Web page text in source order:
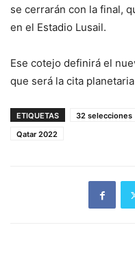
se cerrarán con la final,
en el Estadio Lusail.
Ese cotejo definirá el
que será la cita
ETIQUETAS 32 selecciones
Qatar 2022